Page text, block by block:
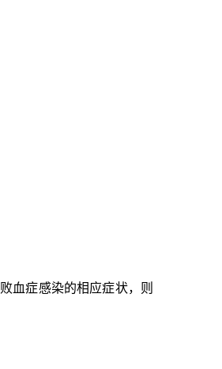
败血症感染的相应症状，则